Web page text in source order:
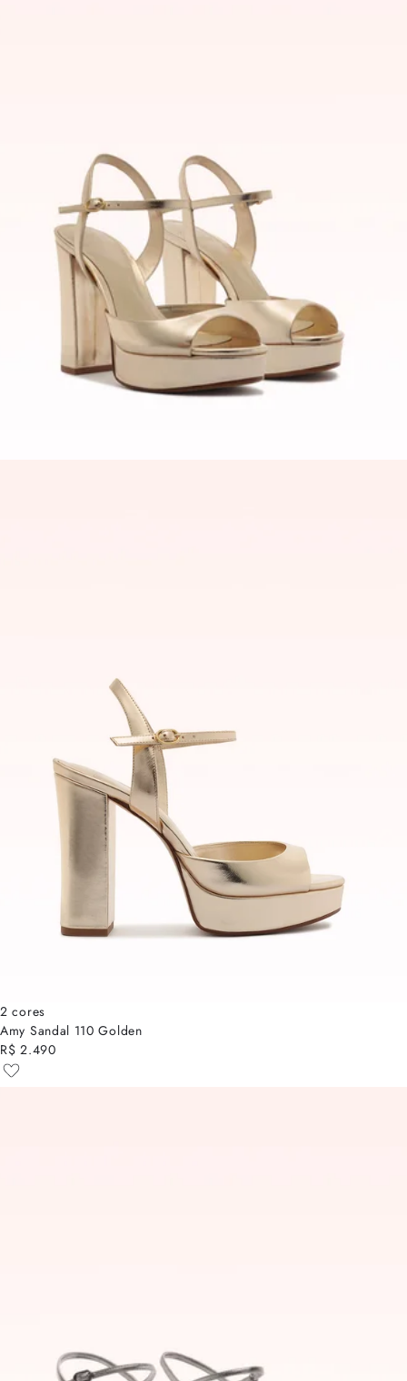
2 cores
Amy Sandal 110 Golden
R$ 2.490